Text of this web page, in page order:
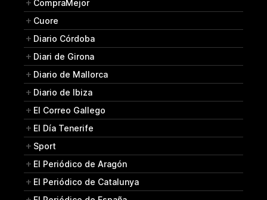
CompraMejor
Cuore
Diario Córdoba
Diari de Girona
Diario de Mallorca
Diario de Ibiza
El Correo Gallego
El Día Tenerife
Sport
El Periódico de Aragón
El Periódico de Catalunya